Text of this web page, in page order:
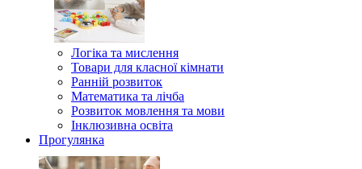
Логіка та мислення
Товари для класної кімнати
Ранній розвиток
Математика та лічба
Розвиток мовлення та мови
Інклюзивна освіта
Прогулянка